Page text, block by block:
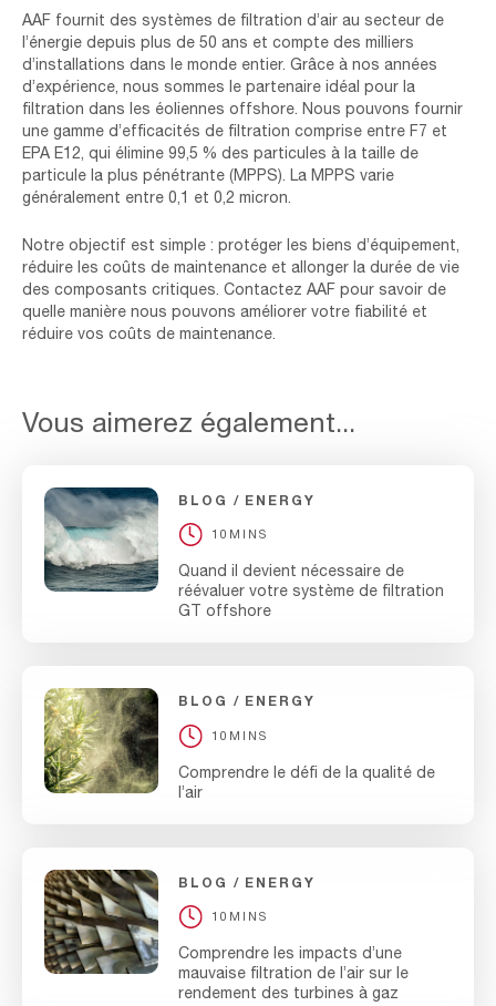
AAF fournit des systèmes de filtration d’air au secteur de
l’énergie depuis plus de 50 ans et compte des milliers
d’installations dans le monde entier. Grâce à nos années
d’expérience, nous sommes le partenaire idéal pour la
filtration dans les éoliennes offshore. Nous pouvons fournir
une gamme d’efficacités de filtration comprise entre F7 et
EPA E12, qui élimine 99,5 % des particules à la taille de
particule la plus pénétrante (MPPS). La MPPS varie
généralement entre 0,1 et 0,2 micron.
Notre objectif est simple : protéger les biens d’équipement,
réduire les coûts de maintenance et allonger la durée de vie
des composants critiques. Contactez AAF pour savoir de
quelle manière nous pouvons améliorer votre fiabilité et
réduire vos coûts de maintenance.
Vous aimerez également...
BLOG ENERGY
10MINS
Quand il devient nécessaire de
réévaluer votre système de filtration
GT offshore
BLOG ENERGY
10MINS
Comprendre le défi de la qualité de
l’air
BLOG ENERGY
10MINS
Comprendre les impacts d’une
mauvaise filtration de l’air sur le
rendement des turbines à gaz